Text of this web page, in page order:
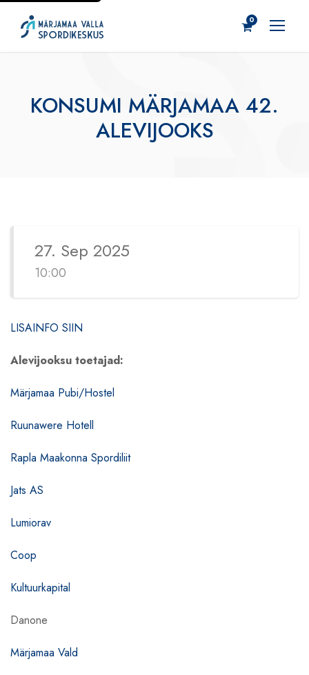
0
KONSUMI MÄRJAMAA 42.
ALEVIJOOKS
27. Sep 2025
10:00
LISAINFO SIIN
Alevijooksu toetajad:
Märjamaa Pubi/Hostel
Ruunawere Hotell
Rapla Maakonna Spordiliit
Jats AS
Lumiorav
Coop
Kultuurkapital
Danone
Märjamaa Vald